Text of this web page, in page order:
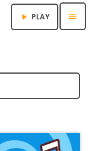
play_arrow PLAY menu